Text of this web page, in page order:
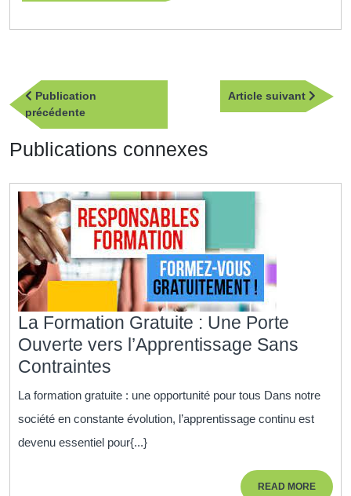
Navigation
de
l’article
Publication
précédentePublication
précédente
Article suivant
Article
Publications connexes
La Formation Gratuite : Une Porte
Ouverte vers l’Apprentissage Sans
Contraintes
Formation
Gratuite
Une
La formation gratuite : une opportunité pour tous Dans notre
société en constante évolution, l’apprentissage continu est
devenu essentiel pour{...}
READ MOREREAD